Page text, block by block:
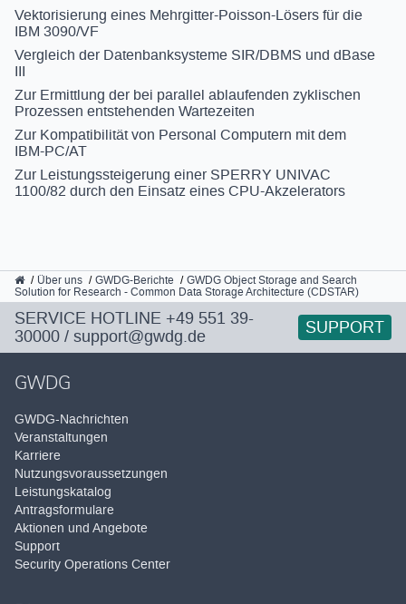
Vektorisierung eines Mehrgitter-Poisson-Lösers für die
IBM 3090/VF
Vergleich der Datenbanksysteme SIR/DBMS und dBase
III
Zur Ermittlung der bei parallel ablaufenden zyklischen
Prozessen entstehenden Wartezeiten
Zur Kompatibilität von Personal Computern mit dem
IBM-PC/AT
Zur Leistungssteigerung einer SPERRY UNIVAC
1100/82 durch den Einsatz eines CPU-Akzelerators
GWDG
Über uns GWDG-Berichte
GWDG Object Storage and Search
Solution for Research - Common Data Storage Architecture (CDSTAR)
SERVICE HOTLINE +49 551 39-
30000 / support@gwdg.de SUPPORT
GWDG
GWDG-Nachrichten
Veranstaltungen
Karriere
Nutzungsvoraussetzungen
Leistungskatalog
Antragsformulare
Aktionen und Angebote
Support
Security Operations Center